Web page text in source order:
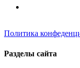
Политика
Разделы сайта